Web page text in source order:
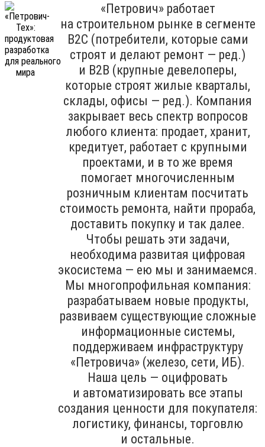
«Петрович» работает
на строительном рынке в сегменте
B2C (потребители, которые сами
строят и делают ремонт — ред.)
и B2B (крупные девелоперы,
которые строят жилые кварталы,
склады, офисы — ред.). Компания
закрывает весь спектр вопросов
любого клиента: продает, хранит,
кредитует, работает с крупными
проектами, и в то же время
помогает многочисленным
розничным клиентам посчитать
стоимость ремонта, найти прораба,
доставить покупку и так далее.
Чтобы решать эти задачи,
необходима развитая цифровая
экосистема — ею мы и занимаемся.
Мы многопрофильная компания:
разрабатываем новые продукты,
развиваем существующие сложные
информационные системы,
поддерживаем инфраструктуру
«Петровича» (железо, сети, ИБ).
Наша цель — оцифровать
и автоматизировать все этапы
создания ценности для покупателя:
логистику, финансы, торговлю
и остальные.